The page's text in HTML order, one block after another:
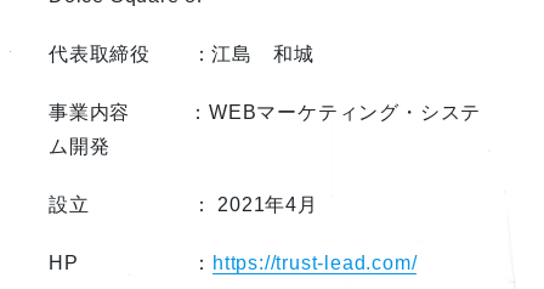
代表取締役 ：江島 和城
事業内容 ：WEBマーケティング・システ
ム開発
設立 ： 2021年4月
HP ： https://trust-lead.com/